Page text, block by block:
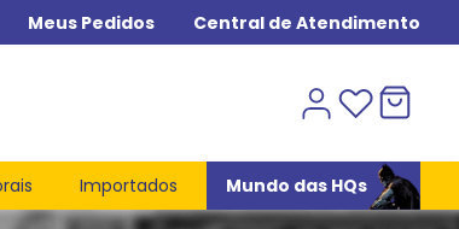
Meus Pedidos Central de Atendimento
Importados Mundo das HQs